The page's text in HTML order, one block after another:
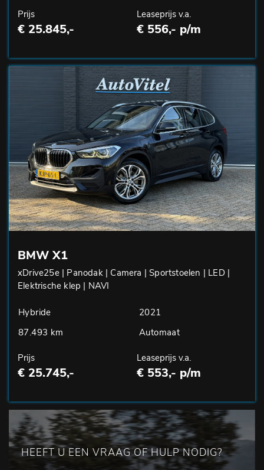
Prijs
€ 25.845,-
Leaseprijs v.a.
€ 556,- p/m
BMW X1
xDrive25e | Panodak | Camera | Sportstoelen | LED |
Elektrische klep | NAVI
Hybride
2021
87.493 km
Automaat
Prijs
€ 25.745,-
Leaseprijs v.a.
€ 553,- p/m
HEEFT U EEN VRAAG OF HULP NODIG?